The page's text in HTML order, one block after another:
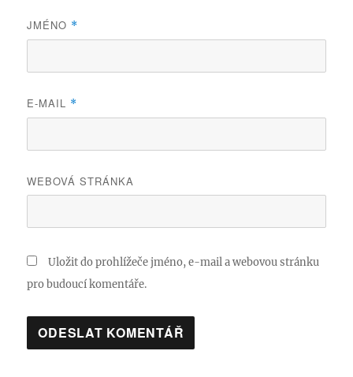
JMÉNO *
E-MAIL *
WEBOVÁ STRÁNKA
Uložit do prohlížeče jméno, e-mail a webovou stránku
pro budoucí komentáře.